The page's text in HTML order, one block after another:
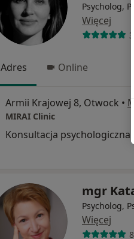
Psycholog,
Więcej
Adres Online
Armii Krajowej 8, Otwock •
MIRAI Clinic
Konsultacja psychologiczna
mgr
Psycholog,
Więcej